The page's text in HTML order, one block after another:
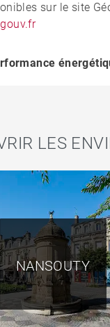
sur le site
LES
NANSOUTY